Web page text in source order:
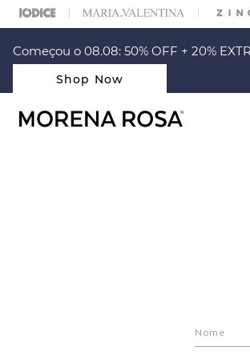
ESCOLHER SEU LOOK?FALE COM NOSSA PERSONAL
Começou o 08.08: 50% OFF + 20%
Shop Now